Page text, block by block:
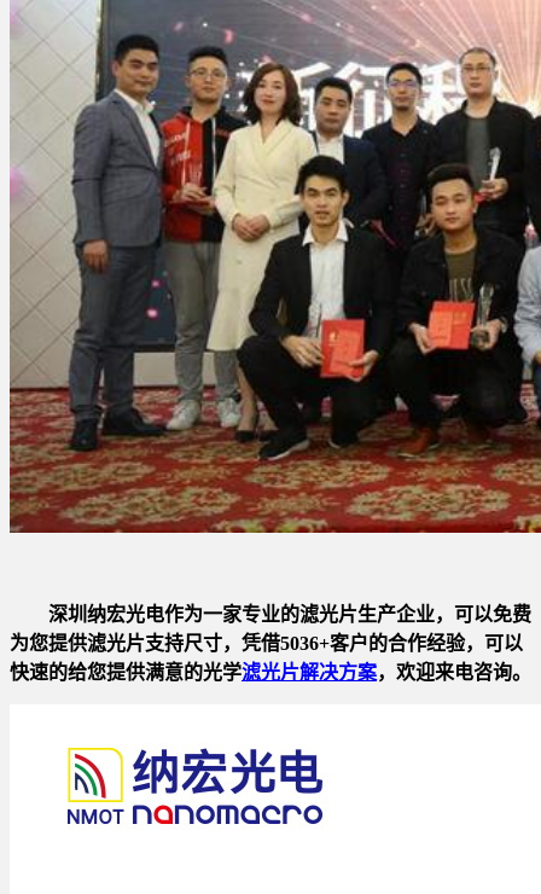
深圳纳宏光电作为一家专业的滤光片生产企业，可以免费
为您提供滤光片支持尺寸，凭借5036+客户的合作经验，可以
快速的给您提供满意的光学滤光片解决方案，欢迎来电咨询。